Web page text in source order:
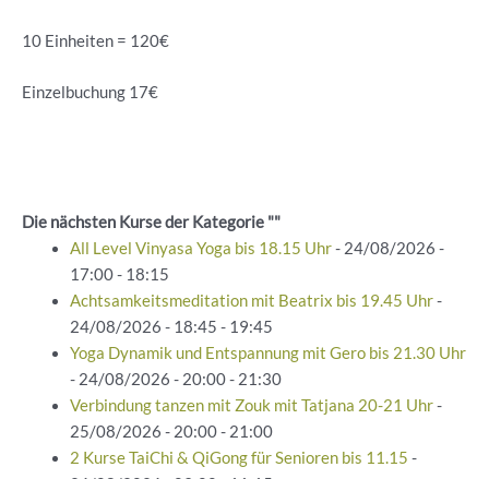
10 Einheiten = 120€
Einzelbuchung 17€
Die nächsten Kurse der Kategorie ""
All Level Vinyasa Yoga bis 18.15 Uhr- 24/08/2026 -
17:00 - 18:15
Achtsamkeitsmeditation mit Beatrix bis 19.45 Uhr-
24/08/2026 - 18:45 - 19:45
Yoga Dynamik und Entspannung mit Gero bis 21.30 Uhr
- 24/08/2026 - 20:00 - 21:30
Verbindung tanzen mit Zouk mit Tatjana 20-21 Uhr-
25/08/2026 - 20:00 - 21:00
2 Kurse TaiChi & QiGong für Senioren bis 11.15 -